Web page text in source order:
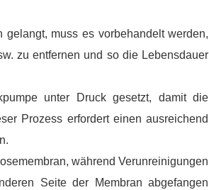
gelangt, muss es vorbehandelt werden,
zu entfernen und so die Lebensdauer
unter Druck gesetzt, damit die
Prozess erfordert einen ausreichend
während Verunreinigungen
Seite der Membran abgefangen